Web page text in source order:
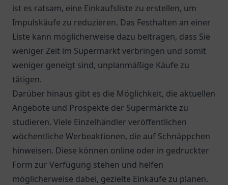
ist es ratsam, eine Einkaufsliste zu erstellen, um
Impulskäufe zu reduzieren. Das Festhalten an einer
Liste kann möglicherweise dazu beitragen, dass Sie
weniger Zeit im Supermarkt verbringen und somit
weniger geneigt sind, unplanmäßige Käufe zu
tätigen.
Darüber hinaus gibt es die Möglichkeit, die aktuellen
Angebote und Prospekte der Supermärkte zu
studieren. Viele Einzelhändler veröffentlichen
wöchentliche Werbeaktionen, die auf Schnäppchen
hinweisen. Diese können online oder in gedruckter
Form zur Verfügung stehen und helfen
möglicherweise dabei, gezielte Einkäufe zu planen.